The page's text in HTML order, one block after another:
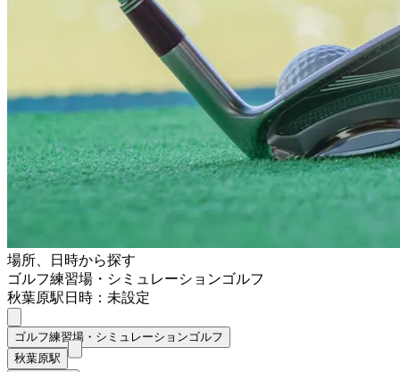
場所、日時から探す
ゴルフ練習場・シミュレーションゴルフ
秋葉原駅日時：未設定
ゴルフ練習場・シミュレーションゴルフ
秋葉原駅